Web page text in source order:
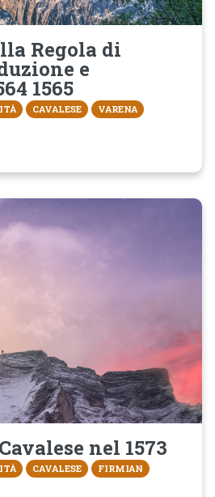
Regola di
e
1565
CAVALESE VARENA
nel 1573
CAVALESE FIRMIAN